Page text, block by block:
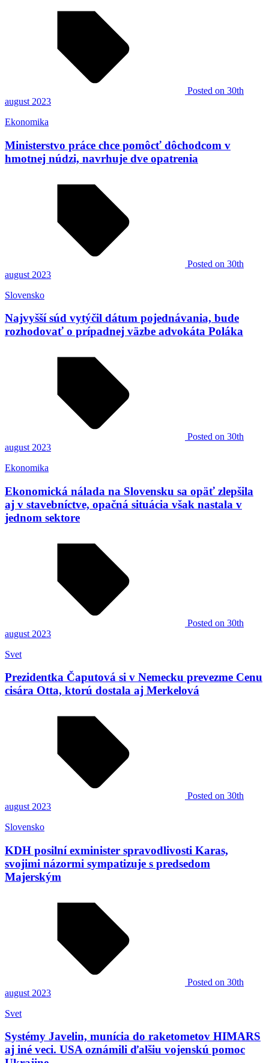
Posted on 30th
august 2023
Ekonomika
Ministerstvo práce chce pomôcť dôchodcom v
hmotnej núdzi, navrhuje dve opatrenia
Posted on 30th
august 2023
Slovensko
Najvyšší súd vytýčil dátum pojednávania, bude
rozhodovať o prípadnej väzbe advokáta Poláka
Posted on 30th
august 2023
Ekonomika
Ekonomická nálada na Slovensku sa opäť zlepšila
aj v stavebníctve, opačná situácia však nastala v
jednom sektore
Posted on 30th
august 2023
Svet
Prezidentka Čaputová si v Nemecku prevezme Cenu
cisára Otta, ktorú dostala aj Merkelová
Posted on 30th
august 2023
Slovensko
KDH posilní exminister spravodlivosti Karas,
svojimi názormi sympatizuje s predsedom
Majerským
Posted on 30th
august 2023
Svet
Systémy Javelin, munícia do raketometov HIMARS
aj iné veci. USA oznámili ďalšiu vojenskú pomoc